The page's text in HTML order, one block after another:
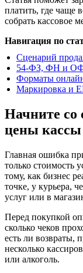
платить, где чаще
собрать кассовое
Навигация по
Сценарий
54-ФЗ, ФН и
Форматы
Маркировка и
Начните со
цены кассы
Главная ошибка
только стоимость
тому, как бизнес
точке, у курьера,
услуг или в
Перед покупкой
сколько чеков
есть ли возвраты,
несколько
или алкоголь.